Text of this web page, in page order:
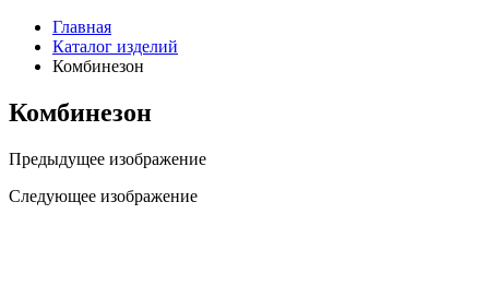
Главная
Каталог изделий
Комбинезон
Комбинезон
Предыдущее изображение
Следующее изображение